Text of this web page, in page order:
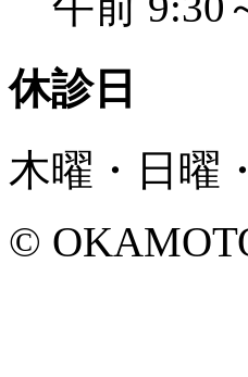
休診日
木曜・日曜
©